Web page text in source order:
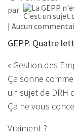
par
| Aucun
GEPP. Quatre
« Gestion des
Ça sonne
un sujet de DRH
Ça ne vous
Vraiment ?